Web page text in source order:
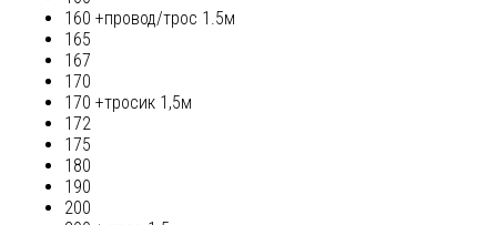
160 +провод/трос 1.5м
165
167
170
170 +тросик 1,5м
172
175
180
190
200